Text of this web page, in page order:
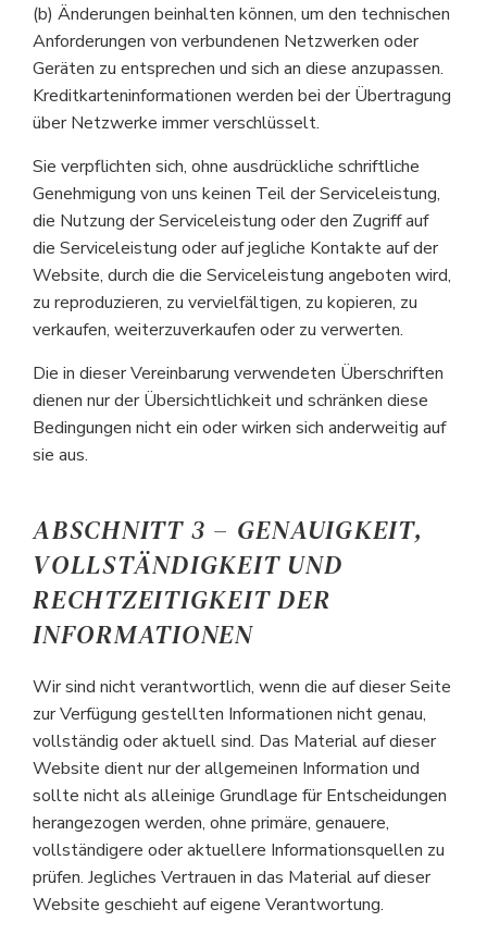
(b) Änderungen beinhalten können, um den technischen
Anforderungen von verbundenen Netzwerken oder
Geräten zu entsprechen und sich an diese anzupassen.
Kreditkarteninformationen werden bei der Übertragung
über Netzwerke immer verschlüsselt.
Sie verpflichten sich, ohne ausdrückliche schriftliche
Genehmigung von uns keinen Teil der Serviceleistung,
die Nutzung der Serviceleistung oder den Zugriff auf
die Serviceleistung oder auf jegliche Kontakte auf der
Website, durch die die Serviceleistung angeboten wird,
zu reproduzieren, zu vervielfältigen, zu kopieren, zu
verkaufen, weiterzuverkaufen oder zu verwerten.
Die in dieser Vereinbarung verwendeten Überschriften
dienen nur der Übersichtlichkeit und schränken diese
Bedingungen nicht ein oder wirken sich anderweitig auf
sie aus.
ABSCHNITT 3 – GENAUIGKEIT,
VOLLSTÄNDIGKEIT UND
RECHTZEITIGKEIT DER
INFORMATIONEN
Wir sind nicht verantwortlich, wenn die auf dieser Seite
zur Verfügung gestellten Informationen nicht genau,
vollständig oder aktuell sind. Das Material auf dieser
Website dient nur der allgemeinen Information und
sollte nicht als alleinige Grundlage für Entscheidungen
herangezogen werden, ohne primäre, genauere,
vollständigere oder aktuellere Informationsquellen zu
prüfen. Jegliches Vertrauen in das Material auf dieser
Website geschieht auf eigene Verantwortung.